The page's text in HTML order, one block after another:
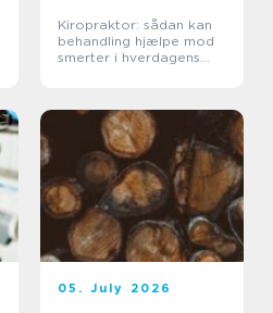
Kiropraktor: sådan kan
behandling hjælpe mod
smerter i hverdagens
05. July 2026